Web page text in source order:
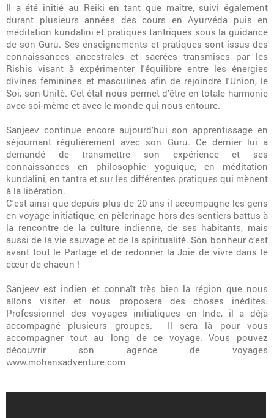
Il a été initié au Reiki en tant que maître, suivi également
durant plusieurs années des cours en Ayurvéda puis en
méditation kundalini et pratiques tantriques sous la guidance
de son Guru. Ses enseignements et pratiques sont issus des
connaissances ancestrales et sacrées transmises par les
Rishis visant à expérimenter l'équilibre entre les énergies
divines féminines et masculines afin de rejoindre l'Union, le
Soi, son Unité. Cet état nous permet d'être en totale harmonie
avec soi-même et avec le monde qui nous entoure.
Sanjeev continue encore aujourd'hui son apprentissage en
séjournant régulièrement avec son Guru. Ce dernier lui a
demandé de transmettre son expérience et ses
connaissances en philosophie yoguique, en méditation
kundalini, en tantra et sur les différentes pratiques qui mènent
à la libération.
C'est ainsi que depuis plus de 20 ans il accompagne les gens
en voyage initiatique, en pèlerinage hors des sentiers battus à
la rencontre de la culture indienne, de ses habitants, mais
aussi de la vie sauvage et de la spiritualité. Son bonheur c’est
avant tout le Partage et de redonner la Joie de vivre dans le
cœur de chacun !
Sanjeev est indien et connaît très bien la région que nous
allons visiter et nous proposera des choses inédites.
Professionnel des voyages initiatiques en Inde, il a déjà
accompagné plusieurs groupes. Il sera là pour vous
accompagner tout au long de ce voyage. Vous pouvez
découvrir son agence de voyages
www.mohansadventure.com